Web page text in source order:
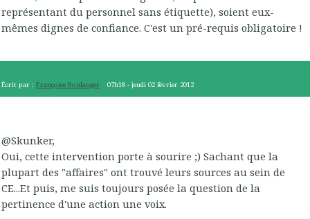
représentant du personnel sans étiquette), soient eux-
mêmes dignes de confiance. C'est un pré-requis obligatoire !
Écrit par : Françoise Boulanger 07h18 -jeudi 02 février 2012
@Skunker,
Oui, cette intervention porte à sourire ;) Sachant que la
plupart des "affaires" ont trouvé leurs sources au sein de
CE...Et puis, me suis toujours posée la question de la
pertinence d'une action une voix.